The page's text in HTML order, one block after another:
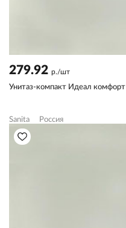
279.92 р./шт
Унитаз-компакт Идеал комфорт
Sanita Россия